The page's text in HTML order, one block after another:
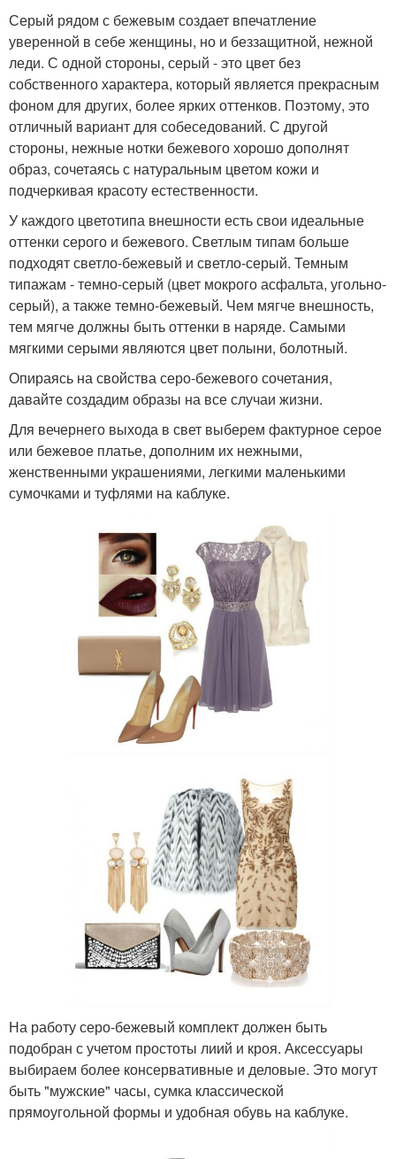
Серый рядом с бежевым создает впечатление
уверенной в себе женщины, но и беззащитной, нежной
леди. С одной стороны, серый - это цвет без
собственного характера, который является прекрасным
фоном для других, более ярких оттенков. Поэтому, это
отличный вариант для собеседований. С другой
стороны, нежные нотки бежевого хорошо дополнят
образ, сочетаясь с натуральным цветом кожи и
подчеркивая красоту естественности.
У каждого цветотипа внешности есть свои идеальные
оттенки серого и бежевого. Светлым типам больше
подходят светло-бежевый и светло-серый. Темным
типажам - темно-серый (цвет мокрого асфальта, угольно-
серый), а также темно-бежевый. Чем мягче внешность,
тем мягче должны быть оттенки в наряде. Самыми
мягкими серыми являются цвет полыни, болотный.
Опираясь на свойства серо-бежевого сочетания,
давайте создадим образы на все случаи жизни.
Для вечернего выхода в свет выберем фактурное серое
или бежевое платье, дополним их нежными,
женственными украшениями, легкими маленькими
сумочками и туфлями на каблуке.
На работу серо-бежевый комплект должен быть
подобран с учетом простоты лиий и кроя. Аксессуары
выбираем более консервативные и деловые. Это могут
быть "мужские" часы, сумка классической
прямоугольной формы и удобная обувь на каблуке.